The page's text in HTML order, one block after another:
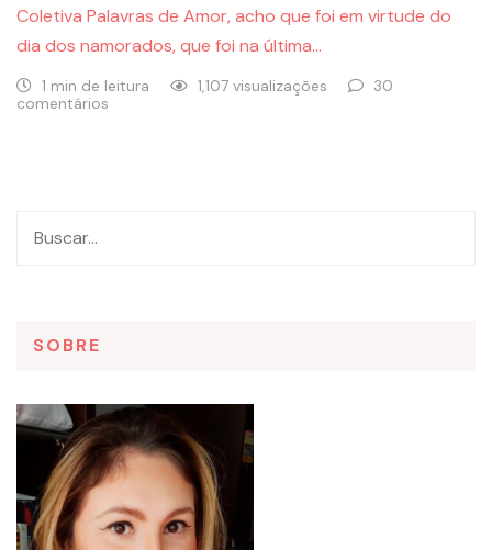
Coletiva Palavras de Amor, acho que foi em virtude do
dia dos namorados, que foi na última…
1 min de leitura 1,107 visualizações
30
comentários
SOBRE